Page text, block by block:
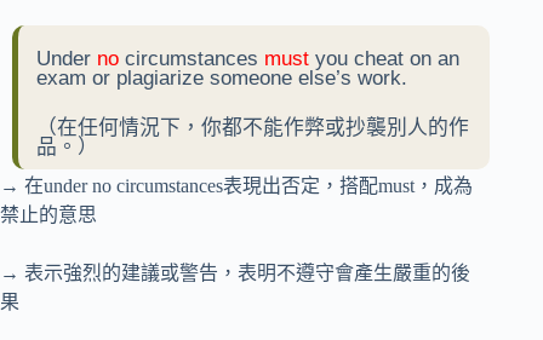
Under no circumstances must you cheat on an
exam or plagiarize someone else’s work.
（在任何情況下，你都不能作弊或抄襲別人的作
品。）
→ 在under no circumstances表現出否定，搭配must，成為
禁止的意思
→ 表示強烈的建議或警告，表明不遵守會產生嚴重的後
果